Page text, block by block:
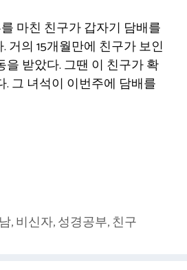
마친 친구가 갑자기 담배를
거의 15개월만에 친구가 보인
을 받았다. 그땐 이 친구가 확
. 그 녀석이 이번주에 담배를
,비신자,성경공부,친구